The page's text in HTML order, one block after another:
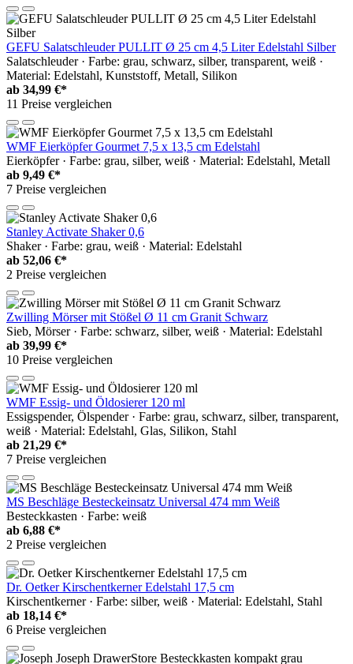
GEFU Salatschleuder PULLIT Ø 25 cm 4,5 Liter Edelstahl Silber
Salatschleuder · Farbe: grau, schwarz, silber, transparent, weiß ·
Material: Edelstahl, Kunststoff, Metall, Silikon
ab 34,99 €*
11 Preise vergleichen
WMF Eierköpfer Gourmet 7,5 x 13,5 cm Edelstahl
Eierköpfer · Farbe: grau, silber, weiß · Material: Edelstahl, Metall
ab 9,49 €*
7 Preise vergleichen
Stanley Activate Shaker 0,6
Shaker · Farbe: grau, weiß · Material: Edelstahl
ab 52,06 €*
2 Preise vergleichen
Zwilling Mörser mit Stößel Ø 11 cm Granit Schwarz
Sieb, Mörser · Farbe: schwarz, silber, weiß · Material: Edelstahl
ab 39,99 €*
10 Preise vergleichen
WMF Essig- und Öldosierer 120 ml
Essigspender, Ölspender · Farbe: grau, schwarz, silber, transparent,
weiß · Material: Edelstahl, Glas, Silikon, Stahl
ab 21,29 €*
7 Preise vergleichen
MS Beschläge Besteckeinsatz Universal 474 mm Weiß
Besteckkasten · Farbe: weiß
ab 6,88 €*
2 Preise vergleichen
Dr. Oetker Kirschentkerner Edelstahl 17,5 cm
Kirschentkerner · Farbe: silber, weiß · Material: Edelstahl, Stahl
ab 18,14 €*
6 Preise vergleichen